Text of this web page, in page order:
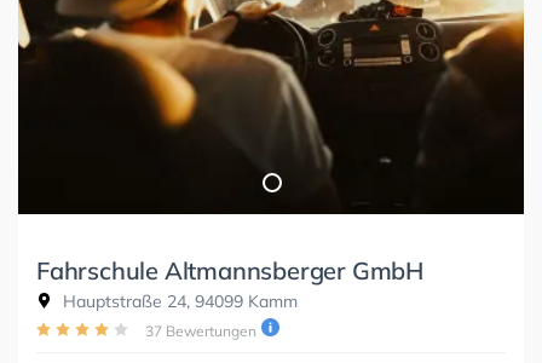
Fahrschule Altmannsberger GmbH
Hauptstraße 24, 94099 Kamm
37 Bewertungen